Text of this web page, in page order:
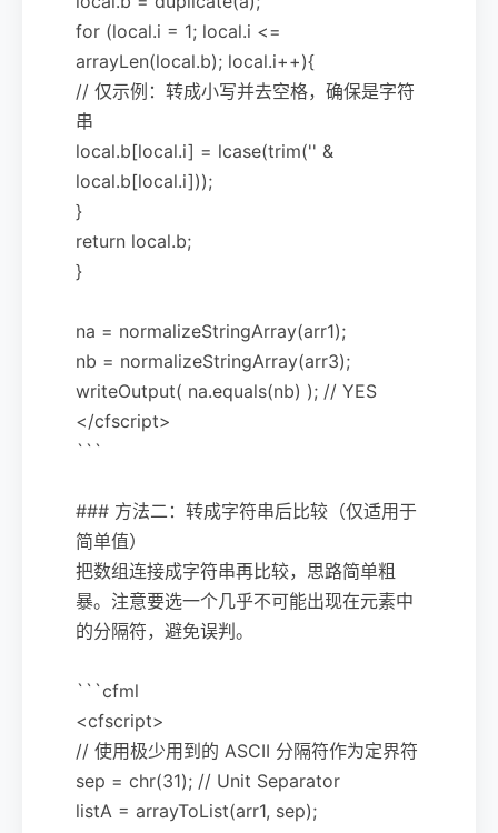
for (local.i = 1; local.i <=
arrayLen(local.b); local.i++){
// 仅示例：转成小写并去空格，确保是字符
串
local.b[local.i] = lcase(trim('' &
local.b[local.i]));
}
return local.b;
}
na = normalizeStringArray(arr1);
nb = normalizeStringArray(arr3);
writeOutput( na.equals(nb) ); // YES
</cfscript>
```
### 方法二：转成字符串后比较（仅适用于
简单值）
把数组连接成字符串再比较，思路简单粗
暴。注意要选一个几乎不可能出现在元素中
的分隔符，避免误判。
```cfml
<cfscript>
// 使用极少用到的 ASCII 分隔符作为定界符
sep = chr(31); // Unit Separator
listA = arrayToList(arr1, sep);